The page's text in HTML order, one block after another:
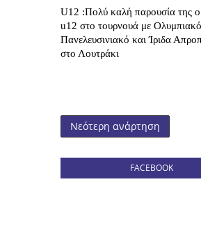
U12 :Πολύ καλή παρουσία της
u12 στο τουρνουά με Ολυμπιακό
Πανελευσινιακό και Ίριδα
στο Λουτράκι
Νεότερη ανάρτηση
FACEBOOK